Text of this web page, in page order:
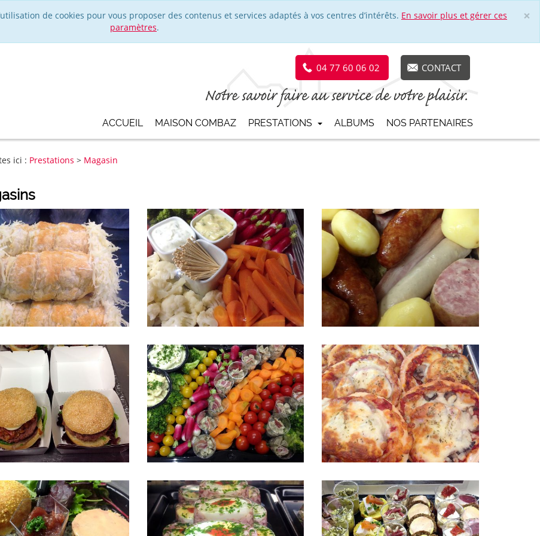
×
de cookies pour vous proposer des contenus et services adaptés à vos centres d’intérêts. En savoir plus et gérer ces
paramètres.
CONTACT
04 77 60 06 02
ACCUEIL MAISON COMBAZ PRESTATIONS ALBUMS NOS PARTENAIRES
ici : Prestations > Magasin